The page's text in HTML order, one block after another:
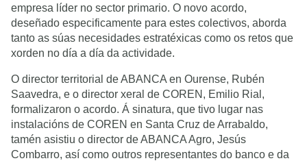
empresa líder no sector primario. O novo acordo,
deseñado especificamente para estes colectivos, aborda
tanto as súas necesidades estratéxicas como os retos que
xorden no día a día da actividade.
O director territorial de ABANCA en Ourense, Rubén
Saavedra, e o director xeral de COREN, Emilio Rial,
formalizaron o acordo. Á sinatura, que tivo lugar nas
instalacións de COREN en Santa Cruz de Arrabaldo,
tamén asistiu o director de ABANCA Agro, Jesús
Combarro, así como outros representantes do banco e da